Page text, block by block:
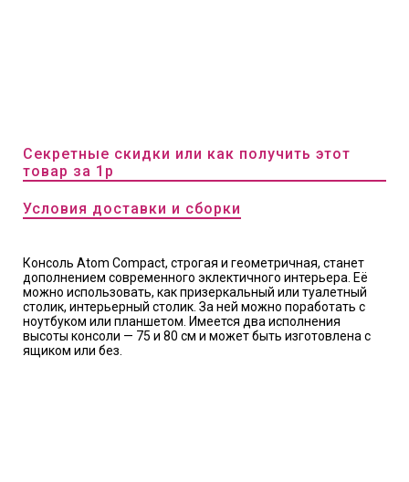
Секретные скидки или как получить этот
товар за 1р
Условия доставки и сборки
Консоль Atom Compact, строгая и геометричная, станет
дополнением современного эклектичного интерьера. Её
можно использовать, как призеркальный или туалетный
столик, интерьерный столик. За ней можно поработать с
ноутбуком или планшетом. Имеется два исполнения
высоты консоли — 75 и 80 см и может быть изготовлена с
ящиком или без.